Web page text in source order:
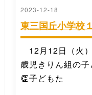
2023-12-18
東三国丘小学校
12月12日（火
歳児きりん組の
👏子どもた